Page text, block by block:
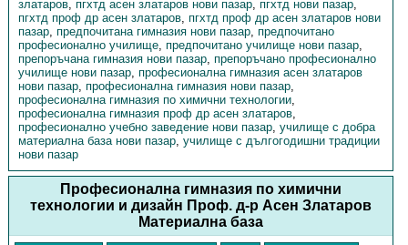
златаров, пгхтд асен златаров нови пазар, пгхтд нови пазар,
пгхтд проф др асен златаров, пгхтд проф др асен златаров нови
пазар, предпочитана гимназия нови пазар, предпочитано
професионално училище, предпочитано училище нови пазар,
препоръчана гимназия нови пазар, препоръчано професионално
училище нови пазар, професионална гимназия асен златаров
нови пазар, професионална гимназия нови пазар,
професионална гимназия по химични технологии,
професионална гимназия проф др асен златаров,
професионално учебно заведение нови пазар, училище с добра
материална база нови пазар, училище с дългогодишни традиции
нови пазар
Професионална гимназия по химични
технологии и дизайн Проф. д-р Асен Златаров
Материална база